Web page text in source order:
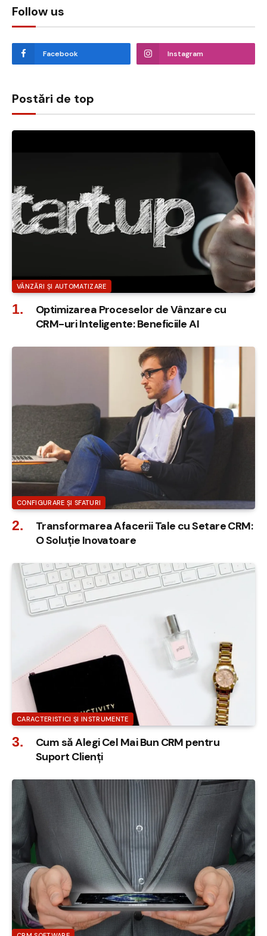
Follow us
Facebook Instagram
Postări de top
VÂNZĂRI ȘI AUTOMATIZARE
Optimizarea Proceselor de Vânzare cu
CRM-uri Inteligente: Beneficiile AI
CONFIGURARE ȘI SFATURI
Transformarea Afacerii Tale cu Setare CRM:
O Soluție Inovatoare
CARACTERISTICI ȘI INSTRUMENTE
Cum să Alegi Cel Mai Bun CRM pentru
Suport Clienți